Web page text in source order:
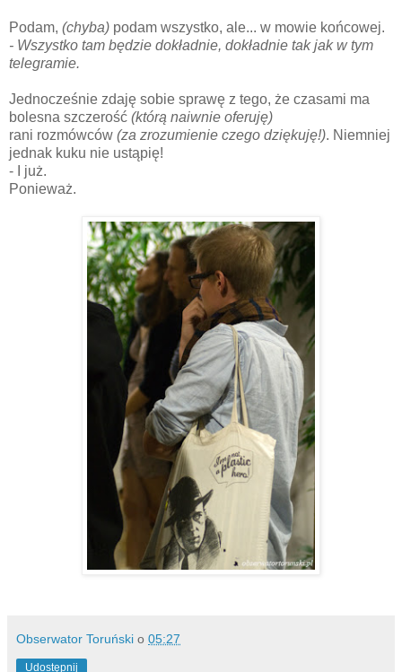
Podam, (chyba) podam wszystko, ale... w mowie końcowej.
- Wszystko tam będzie dokładnie, dokładnie tak jak w tym
telegramie.
Jednocześnie zdaję sobie sprawę z tego, że czasami ma
bolesna szczerość (którą naiwnie oferuję)
rani rozmówców (za zrozumienie czego dziękuję!). Niemniej
jednak kuku nie ustąpię!
- I już.
Ponieważ.
Obserwator Toruński o 05:27
Udostępnij